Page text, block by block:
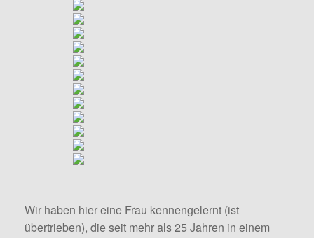
Wir haben hier eine Frau kennengelernt (ist
übertrieben), die seit mehr als 25 Jahren in einem